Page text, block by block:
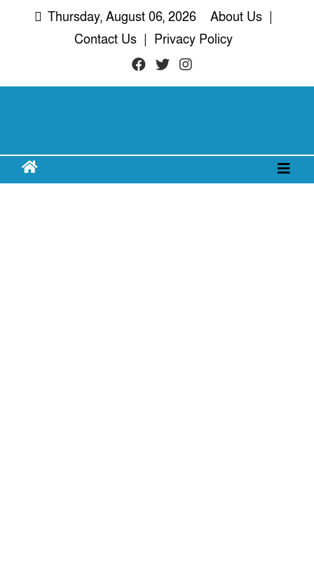
Thursday, August 06, 2026 About Us
Contact Us
Privacy Policy
দরিয়া নগর
অদৃশ্য খবরের আপোষহীন সত্য